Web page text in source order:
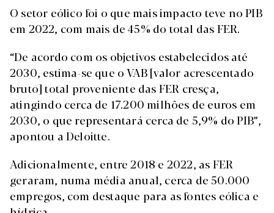
O setor eólico foi o que mais impacto teve no PIB
em 2022, com mais de 45% do total das FER.
“De acordo com os objetivos estabelecidos até
2030, estima-se que o VAB [valor acrescentado
bruto] total proveniente das FER cresça,
atingindo cerca de 17.200 milhões de euros em
2030, o que representará cerca de 5,9% do PIB”,
apontou a Deloitte.
Adicionalmente, entre 2018 e 2022, as FER
geraram, numa média anual, cerca de 50.000
empregos, com destaque para as fontes eólica e